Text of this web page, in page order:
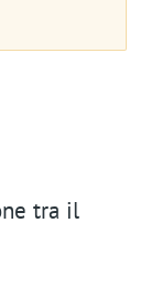
n
tra il